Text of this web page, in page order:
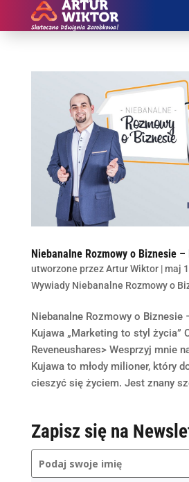
Niebanalne Rozmowy o Biznesie –
utworzone przezArtur Wiktor|maj
Wywiady Niebanalne Rozmowy o
Niebanalne Rozmowy o Biznesie
Kujawa „Marketing to styl życia”
Reveneushares> Wesprzyj mnie
Kujawa to młody milioner, który
cieszyć się życiem. Jest znany
Zapisz się na